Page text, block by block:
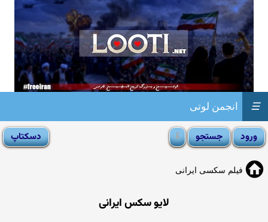
انجمن لوتی ☰
فیلم سکسی ایرانی
لایو سکس ایرانی